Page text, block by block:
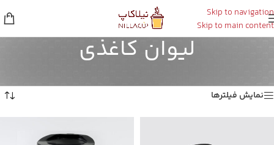
Skip to navigation
Skip to main content
لیوان کاغذی
نمایش فیلترها